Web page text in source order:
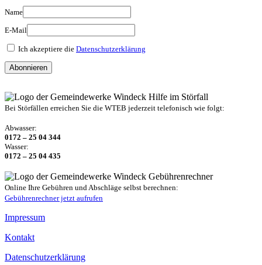
Name
E-Mail
Ich akzeptiere die Datenschutzerklärung
Hilfe im Störfall
Bei Störfällen erreichen Sie die WTEB jederzeit telefonisch wie folgt:
Abwasser:
0172 – 25 04 344
Wasser:
0172 – 25 04 435
Gebührenrechner
Online Ihre Gebühren und Abschläge selbst berechnen:
Gebührenrechner jetzt aufrufen
Impressum
Kontakt
Datenschutzerklärung